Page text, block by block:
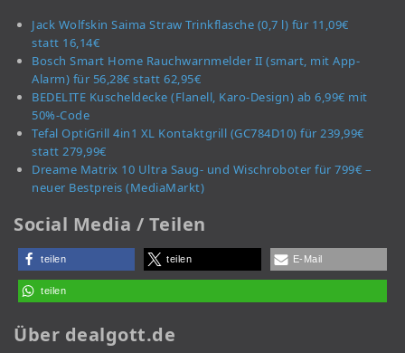
Jack Wolfskin Saima Straw Trinkflasche (0,7 l) für 11,09€
statt 16,14€
Bosch Smart Home Rauchwarnmelder II (smart, mit App-
Alarm) für 56,28€ statt 62,95€
BEDELITE Kuscheldecke (Flanell, Karo-Design) ab 6,99€ mit
50%-Code
Tefal OptiGrill 4in1 XL Kontaktgrill (GC784D10) für 239,99€
statt 279,99€
Dreame Matrix 10 Ultra Saug- und Wischroboter für 799€ –
neuer Bestpreis (MediaMarkt)
Social Media / Teilen
teilen teilen E-Mail
teilen
Über dealgott.de